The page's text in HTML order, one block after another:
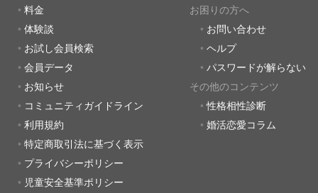
料金
体験談
お試し会員検索
会員データ
お知らせ
コミュニティガイドライン
利用規約
特定商取引法に基づく表示
プライバシーポリシー
児童安全基準ポリシー
お困りの方へ
お問い合わせ
ヘルプ
パスワードが解らない
その他のコンテンツ
性格相性診断
婚活恋愛コラム